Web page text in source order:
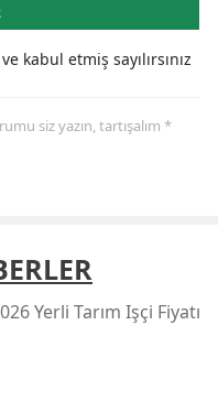
kabul etmiş sayılırsınız
siz yazın, tartışalım *
Yerli Tarım Işçi Fiyatı